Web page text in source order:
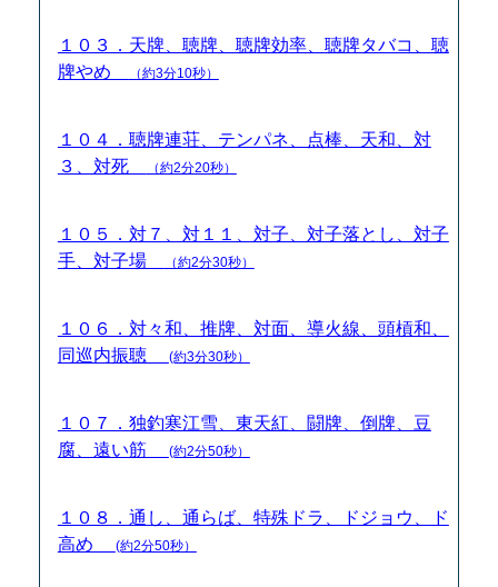
１０３．天牌、聴牌、聴牌効率、聴牌タバコ、聴
牌やめ
（約3分10秒）
１０４．聴牌連荘、テンパネ、点棒、天和、対
３、対死
（約2分20秒）
１０５．対７、対１１、対子、対子落とし、対子
手、対子場
（約2分30秒）
１０６．対々和、推牌、対面、導火線、頭槓和、
同巡内振聴
(約3分30秒）
１０７．独釣寒江雪、東天紅、闘牌、倒牌、豆
腐、遠い筋
(約2分50秒）
１０８．通し、通らば、特殊ドラ、ドジョウ、ド
高め
(約2分50秒）